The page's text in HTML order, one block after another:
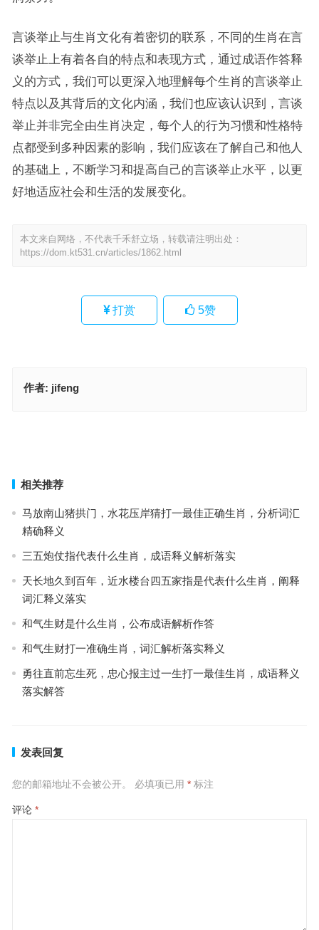
言谈举止与生肖文化有着密切的联系，不同的生肖在言
谈举止上有着各自的特点和表现方式，通过成语作答释
义的方式，我们可以更深入地理解每个生肖的言谈举止
特点以及其背后的文化内涵，我们也应该认识到，言谈
举止并非完全由生肖决定，每个人的行为习惯和性格特
点都受到多种因素的影响，我们应该在了解自己和他人
的基础上，不断学习和提高自己的言谈举止水平，以更
好地适应社会和生活的发展变化。
本文来自网络，不代表千禾舒立场，转载请注明出处：
https://dom.kt531.cn/articles/1862.html
打赏 5赞
作者: jifeng
相关推荐
马放南山猪拱门，水花压岸猜打一最佳正确生肖，分析词汇
精确释义
三五炮仗指代表什么生肖，成语释义解析落实
天长地久到百年，近水楼台四五家指是代表什么生肖，阐释
词汇释义落实
和气生财是什么生肖，公布成语解析作答
和气生财打一准确生肖，词汇解析落实释义
勇往直前忘生死，忠心报主过一生打一最佳生肖，成语释义
落实解答
发表回复
您的邮箱地址不会被公开。 必填项已用 *标注
评论 *